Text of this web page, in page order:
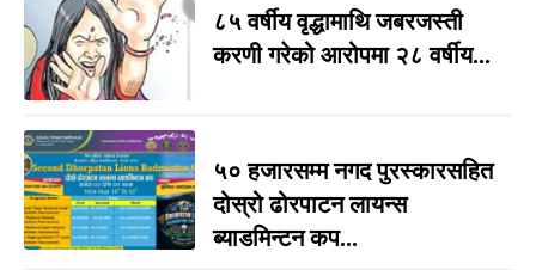
८५ वर्षीय वृद्धामाथि जबरजस्ती
करणी गरेको आरोपमा २८ वर्षीय...
५० हजारसम्म नगद पुरस्कारसहित
दोस्रो ढोरपाटन लायन्स
ब्याडमिन्टन कप...